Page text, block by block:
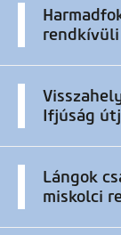
Ifjúság
Lángok
miskolci